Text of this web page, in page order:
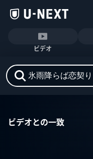
ビデオ
ビデオとの一致